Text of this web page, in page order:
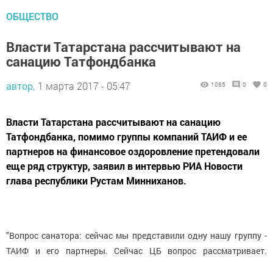
ОБЩЕСТВО
Власти Татарстана рассчитывают на
санацию Татфондбанка
автор, 1 марта 2017 - 05:47 1065 0 0
Власти Татарстана рассчитывают на санацию
Татфондбанка, помимо группы компаний ТАИФ и ее
партнеров на финансовое оздоровление претендовали
еще ряд структур, заявил в интервью РИА Новости
глава республики Рустам Минниханов.
"Вопрос санатора: сейчас мы представили одну нашу группу -
ТАИФ и его партнеры. Сейчас ЦБ вопрос рассматривает.